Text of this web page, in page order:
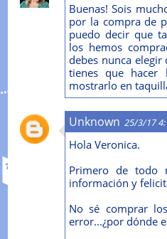
Buenas! Sois
por la compra de
puedo decir que
los hemos
debes nunca elegir
tienes que
mostrarlo en
Unknown 25/3/17
Hola Veronica.
Primero de todo
información y
No sé comprar
error...¿por dónde